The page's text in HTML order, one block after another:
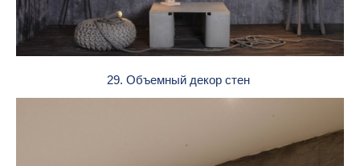
29. Объемный декор стен